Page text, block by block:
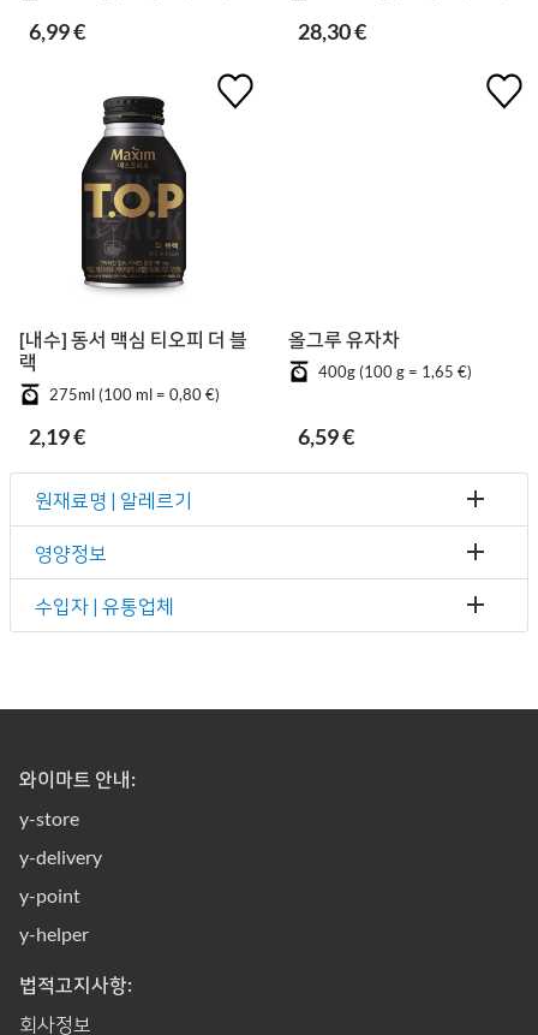
6,99 € 28,30 €
[내수] 동서 맥심 티오피 더 블
랙
275ml (100 ml = 0,80 €)
2,19 €
올그루 유자차
400g (100 g = 1,65 €)
6,59 €
원재료명 | 알레르기
영양정보
수입자 | 유통업체
와이마트 안내:
y-store
y-delivery
y-point
y-helper
법적고지사항:
회사정보